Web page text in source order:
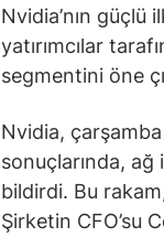
Nvidia’nın
yatırımcılar
segmentini öne
Nvidia,
sonuçlarında,
bildirdi. Bu
Şirketin CFO’su